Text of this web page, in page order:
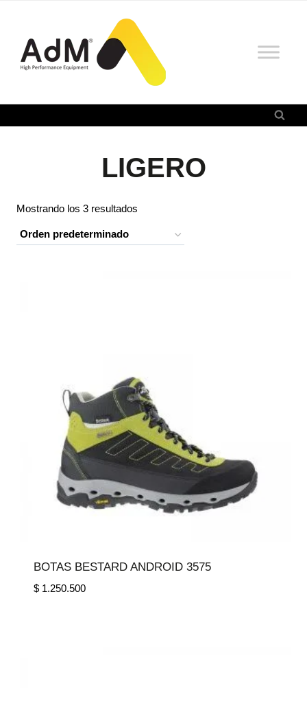
contenido
LIGERO
Mostrando los 3 resultados
BOTAS BESTARD ANDROID 3575
$1.250.500